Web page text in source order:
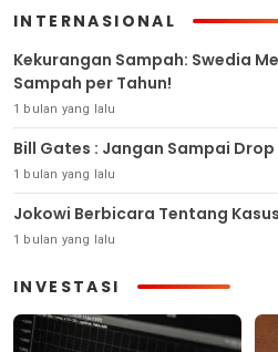
INTERNASIONAL
Kekurangan Sampah: Swedia
Sampah per Tahun!
1 bulan yang lalu
Bill Gates : Jangan Sampai
1 bulan yang lalu
Jokowi Berbicara Tentang
1 bulan yang lalu
INVESTASI